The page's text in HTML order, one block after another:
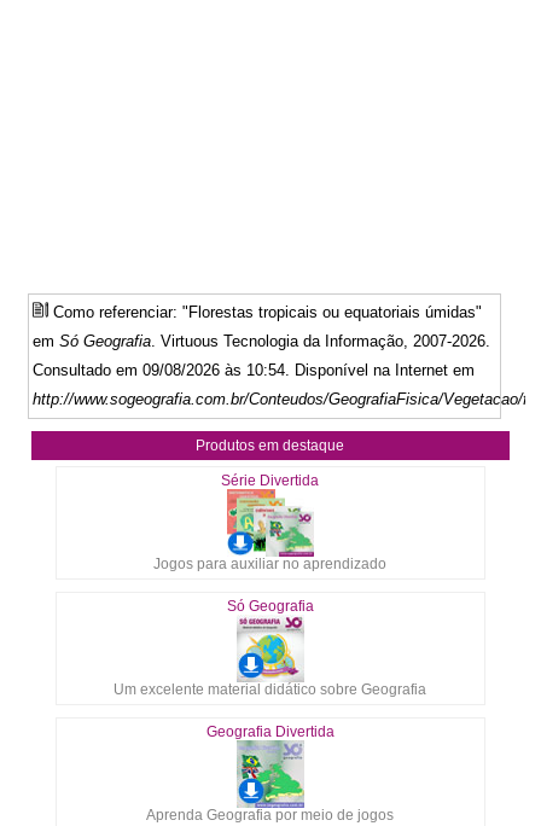
Como referenciar: "Florestas tropicais ou equatoriais úmidas"
emSó Geografia. Virtuous Tecnologia da Informação, 2007-2026.
Consultado em 09/08/2026 às 10:54. Disponível na Internet em
http://www.sogeografia.com.br/Conteudos/GeografiaFisica/Vegetacao/
Produtos em destaque
Série Divertida
Jogos para auxiliar no aprendizado
Só Geografia
Um excelente material didático sobre Geografia
Geografia Divertida
Aprenda Geografia por meio de jogos